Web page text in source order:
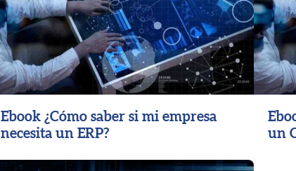
Ebook ¿Cómo saber si mi empresa
necesita un ERP?
un